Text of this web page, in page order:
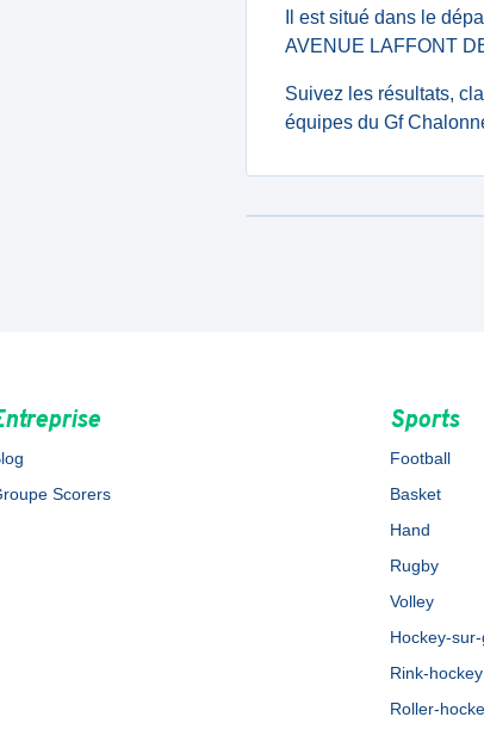
Il est situé dans le
AVENUE LAFFONT
Suivez les résultats,
équipes du Gf
Scorers
Sports
Football
Basket
Hand
Rugby
Volley
Hockey-
Rink-hockey
Roller-